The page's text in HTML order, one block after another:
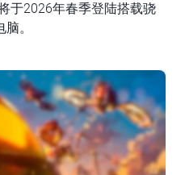
于2026年春季登陆搭载骁
。